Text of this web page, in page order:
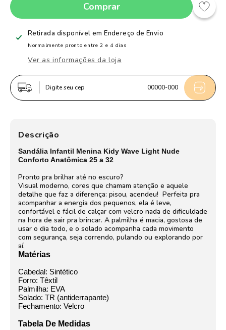
de
Sandália
Infantil
Menina
Wave
Light
Luz
quantidade
de
Sandália
Infantil
Menina
Light
Comprar
Retirada disponível emEndereço de Envio
Normalmente pronto entre 2 e 4 dias
Ver as informações da loja
Digite seu cep 00000-000
Descrição
Sandália Infantil Menina Kidy Wave Light Nude
Conforto Anatômica 25 a 32
Pronto pra brilhar até no escuro?
Visual moderno, cores que chamam atenção e aquele
detalhe que faz a diferença: pisou, acendeu! Perfeita pra
acompanhar a energia dos pequenos, ela é leve,
confortável e fácil de calçar com velcro nada de dificuldade
na hora de sair pra brincar. A palmilha é macia, gostosa de
usar o dia todo, e o solado acompanha cada movimento
com segurança, seja correndo, pulando ou explorando por
aí.
Matérias
Cabedal: Sintético
Forro: Têxtil
Palmilha: EVA
Solado: TR (antiderrapante)
Fechamento: Velcro
Tabela De Medidas